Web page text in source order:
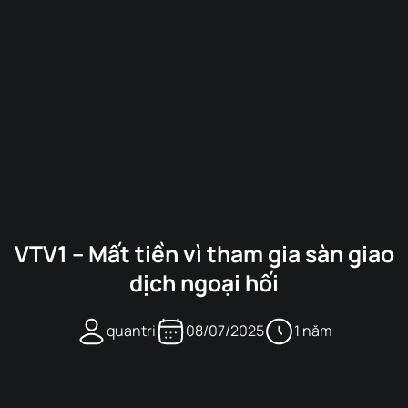
VTV1 – Mất tiền vì tham gia sàn giao
dịch ngoại hối
quantri 08/07/2025 1 năm